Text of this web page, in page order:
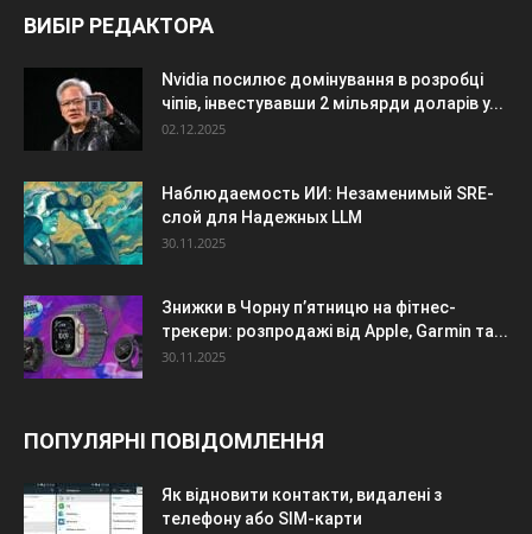
ВИБІР РЕДАКТОРА
Nvidia посилює домінування в розробці
чіпів, інвестувавши 2 мільярди доларів у...
02.12.2025
Наблюдаемость ИИ: Незаменимый SRE-
слой для Надежных LLM
30.11.2025
Знижки в Чорну п’ятницю на фітнес-
трекери: розпродажі від Apple, Garmin та...
30.11.2025
ПОПУЛЯРНІ ПОВІДОМЛЕННЯ
Як відновити контакти, видалені з
телефону або SIM-карти